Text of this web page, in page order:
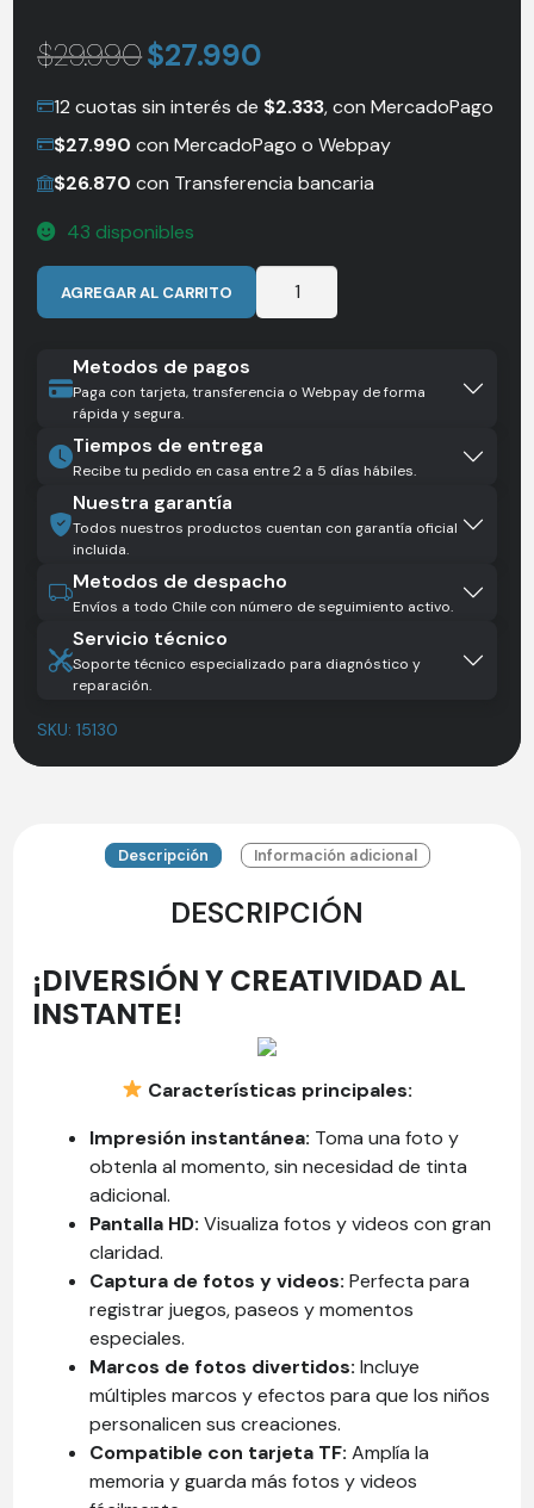
$29.990$27.990
12 cuotas sin interés de $2.333, con MercadoPago
$27.990 con MercadoPago o Webpay
$26.870 con Transferencia bancaria
43 disponibles
Cámara
de
para
/
BLANCO
AGREGAR AL CARRITO
Metodos de pagos
Paga con tarjeta, transferencia o Webpay de forma
rápida y segura.
Tiempos de entrega
Recibe tu pedido en casa entre 2 a 5 días hábiles.
Nuestra garantía
Todos nuestros productos cuentan con garantía oficial
incluida.
Metodos de despacho
Envíos a todo Chile con número de seguimiento activo.
Servicio técnico
Soporte técnico especializado para diagnóstico y
reparación.
SKU:15130
Descripción Información adicional
DESCRIPCIÓN
¡DIVERSIÓN Y CREATIVIDAD AL
INSTANTE!
Características principales:
Impresión instantánea: Toma una foto y
obtenla al momento, sin necesidad de tinta
adicional.
Pantalla HD: Visualiza fotos y videos con gran
claridad.
Captura de fotos y videos: Perfecta para
registrar juegos, paseos y momentos
especiales.
Marcos de fotos divertidos: Incluye
múltiples marcos y efectos para que los niños
personalicen sus creaciones.
Compatible con tarjeta TF: Amplía la
memoria y guarda más fotos y videos